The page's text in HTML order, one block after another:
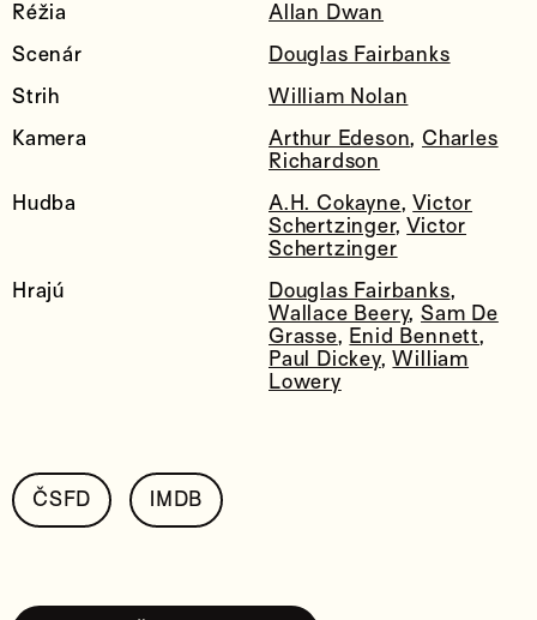
Réžia
Allan Dwan
Scenár
Douglas Fairbanks
Strih
William Nolan
Kamera
Arthur Edeson,Charles
Richardson
Hudba
A.H. Cokayne,Victor
Schertzinger,Victor
Schertzinger
Hrajú
Douglas Fairbanks,
Wallace Beery,Sam De
Grasse, Enid Bennett,
Paul Dickey,William
Lowery
ČSFD IMDB